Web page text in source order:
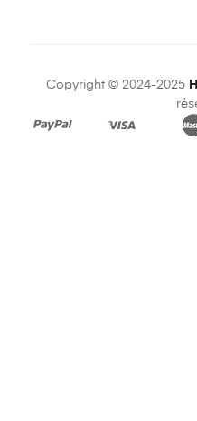
Copyright © 2024-2025